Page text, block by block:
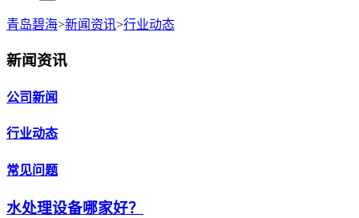
青岛碧海>新闻资讯>行业动态
新闻资讯
公司新闻
行业动态
常见问题
水处理设备哪家好？